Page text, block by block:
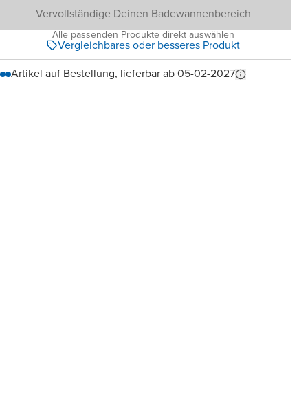
Vervollständige Deinen Badewannenbereich
Alle passenden Produkte direkt auswählen
Vergleichbares oder besseres Produkt
Artikel auf Bestellung, lieferbar ab 05-02-2027